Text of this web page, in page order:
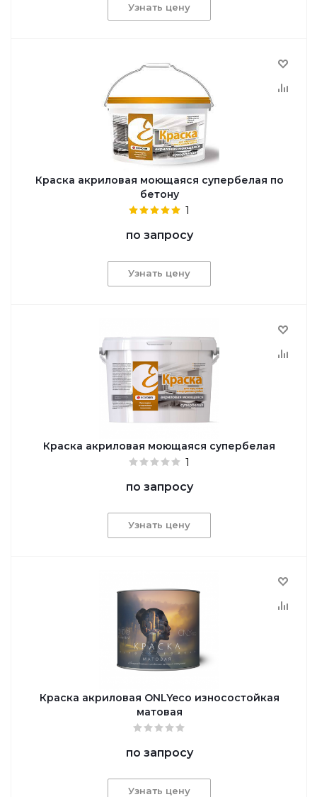
Узнать цену
Краска акриловая моющаяся супербелая по
бетону
1
по запросу
Узнать цену
Краска акриловая моющаяся супербелая
1
по запросу
Узнать цену
Краска акриловая ONLYeco износостойкая
матовая
по запросу
Узнать цену